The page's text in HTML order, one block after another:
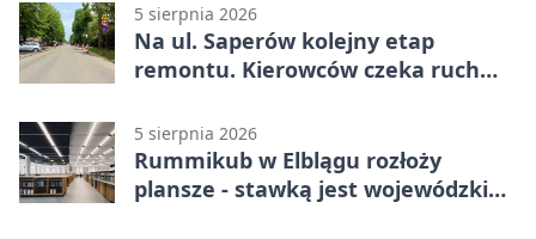
5 sierpnia 2026
Na ul. Saperów kolejny etap
remontu. Kierowców czeka ruch
5 sierpnia 2026
Rummikub w Elblągu rozłoży
plansze - stawką jest wojewódzki